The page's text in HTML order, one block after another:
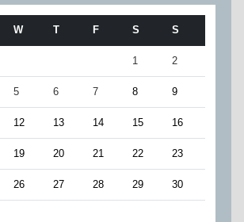
W T F S S
1 2
5 6 7 8 9
12 13 14 15 16
19 20 21 22 23
26 27 28 29 30